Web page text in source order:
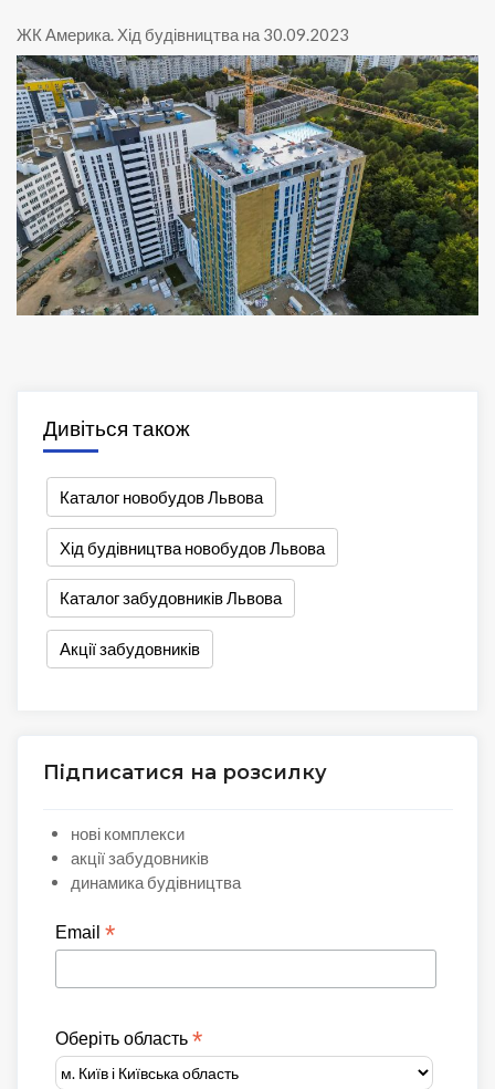
ЖК Америка. Хід будівництва на 30.09.2023
Дивіться також
Каталог новобудов Львова
Хід будівництва новобудов Львова
Каталог забудовників Львова
Акції забудовників
Підписатися на розсилку
нові комплекси
акції забудовників
динамика будівництва
Email *
Оберіть область *